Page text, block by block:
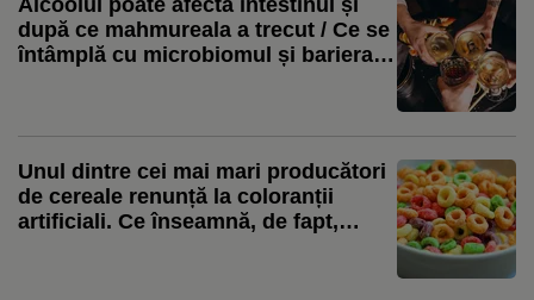
după ce mahmureala a trecut / Ce se
întâmplă cu microbiomul și bariera
Unul dintre cei mai mari producători
de cereale renunță la coloranții
artificiali. Ce înseamnă, de fapt,